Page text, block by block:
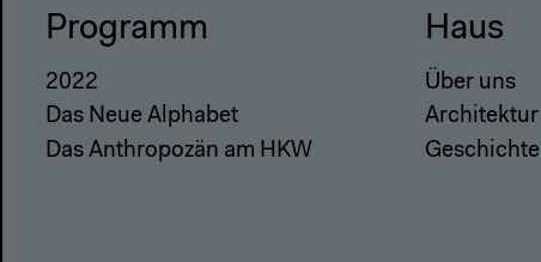
Programm
2022
Das Neue Alphabet
Das Anthropozän am HKW
Haus
Über uns
Architektur
Geschichte